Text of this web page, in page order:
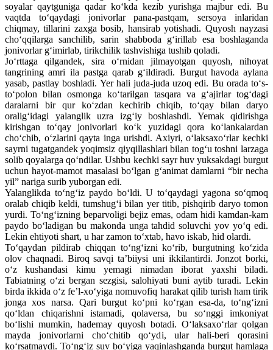
soyalar qaytguniga qadar ko‘kda kezib yurishga majbur edi. Bu
vaqtda to‘qaydagi jonivorlar pana-pastqam, sersoya inlaridan
chiqmay, tillarini zaxga bosib, hansirab yotishadi. Quyosh nayzasi
cho‘qqilarga sanchilib, sarin shabboda g‘irillab esa boshlaganda
jonivorlar g‘imirlab, tirikchilik tashvishiga tushib qoladi.
Jo‘rttaga qilgandek, sira o‘rnidan jilmayotgan quyosh, nihoyat
tangrining amri ila pastga qarab g‘ildiradi. Burgut havoda aylana
yasab, pastlay boshladi. Yer hali juda-juda uzoq edi. Bu orada to‘s-
to‘polon bilan osmonga ko‘tarilgan tasqara va g‘ajirlar tog‘dagi
daralarni bir qur ko‘zdan kechirib chiqib, to‘qay bilan daryo
oralig‘idagi yalanglik uzra izg‘iy boshlashdi. Yemak qidirishga
kirishgan to‘qay jonivorlari ko‘k yuzidagi qora ko‘lankalardan
cho‘chib, o‘zlarini qayta inga urishdi. Axiyri, o‘laksaxo‘rlar kechki
sayrni tugatgandek yoqimsiz qiyqillashlari bilan tog‘u toshni larzaga
solib qoyalarga qo‘ndilar. Ushbu kechki sayr huv yuksakdagi burgut
uchun hayot-mamot masalasi bo‘lgan g‘animat damlarni “bir necha
yil” nariga surib yuborgan edi.
Yalanglikda to‘ng‘iz paydo bo‘ldi. U to‘qaydagi yagona so‘qmoq
oralab chiqib keldi, tumshug‘i bilan yer titib, pishqirib daryo tomon
yurdi. To‘ng‘izning beparvoligi bejiz emas, odam hidi kamdan-kam
paydo bo‘ladigan bu makonda unga tahdid soluvchi yov yo‘q edi.
Lekin ehtiyoti shart, u har zamon to‘xtab, havo iskab, hid olardi.
To‘qaydan pildirab chiqqan to‘ng‘izni ko‘rib, burgutning ko‘zida
olov chaqnadi. Biroq savqi ta’biiysi uni ikkilantirdi. Jonzot borki,
o‘z kushandasi kimu yemagi nimadan iborat yaxshi biladi.
Tabiatning o‘zi bergan sezgisi, salohiyati buni aytib turadi. Lekin
birda ikkida o‘z fe’l-xo‘yiga nomuvofiq harakat qilib turish ham tirik
jonga xos narsa. Qari burgut ko‘pni ko‘rgan esa-da, to‘ng‘izni
qo‘ldan chiqarishni istamadi, qolaversa, bu so‘nggi imkoniyat
bo‘lishi mumkin, hademay quyosh botadi. O‘laksaxo‘rlar qolgan
mayda jonivorlarni cho‘chitib qo‘ydi, ular hali-beri qorasini
ko‘rsatmaydi. To‘ng‘iz suv bo‘yiga yaqinlashganda burgut hamlaga